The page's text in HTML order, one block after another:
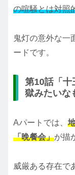
の喧騒とは対照
鬼灯の意外な一
ードです。
第10話「十
獄みたいな
Aパートでは、
「晩餐会」が描
威厳ある存在で